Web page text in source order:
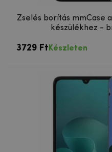
Zselés borítás mmCase
készülékhez -
3729 Ft Készleten